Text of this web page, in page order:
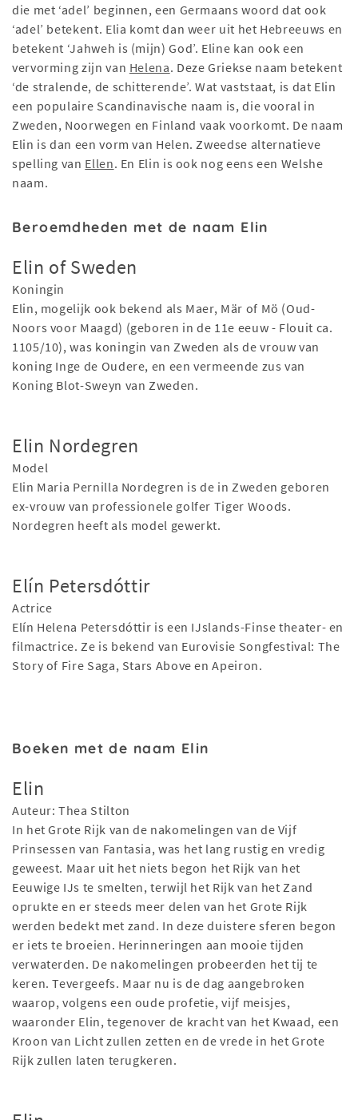
die met ‘adel’ beginnen, een Germaans woord dat ook
‘adel’ betekent. Elia komt dan weer uit het Hebreeuws en
betekent ‘Jahweh is (mijn) God’. Eline kan ook een
vervorming zijn van Helena. Deze Griekse naam betekent
‘de stralende, de schitterende’. Wat vaststaat, is dat Elin
een populaire Scandinavische naam is, die vooral in
Zweden, Noorwegen en Finland vaak voorkomt. De naam
Elin is dan een vorm van Helen. Zweedse alternatieve
spelling van Ellen. En Elin is ook nog eens een Welshe
naam.
Beroemdheden met de naam Elin
Elin of Sweden
Koningin
Elin, mogelijk ook bekend als Maer, Mär of Mö (Oud-
Noors voor Maagd) (geboren in de 11e eeuw - Flouit ca.
1105/10), was koningin van Zweden als de vrouw van
koning Inge de Oudere, en een vermeende zus van
Koning Blot-Sweyn van Zweden.
Elin Nordegren
Model
Elin Maria Pernilla Nordegren is de in Zweden geboren
ex-vrouw van professionele golfer Tiger Woods.
Nordegren heeft als model gewerkt.
Elín Petersdóttir
Actrice
Elín Helena Petersdóttir is een IJslands-Finse theater- en
filmactrice. Ze is bekend van Eurovisie Songfestival: The
Story of Fire Saga, Stars Above en Apeiron.
Boeken met de naam Elin
Elin
Auteur: Thea Stilton
In het Grote Rijk van de nakomelingen van de Vijf
Prinsessen van Fantasia, was het lang rustig en vredig
geweest. Maar uit het niets begon het Rijk van het
Eeuwige IJs te smelten, terwijl het Rijk van het Zand
oprukte en er steeds meer delen van het Grote Rijk
werden bedekt met zand. In deze duistere sferen begon
er iets te broeien. Herinneringen aan mooie tijden
verwaterden. De nakomelingen probeerden het tij te
keren. Tevergeefs. Maar nu is de dag aangebroken
waarop, volgens een oude profetie, vijf meisjes,
waaronder Elin, tegenover de kracht van het Kwaad, een
Kroon van Licht zullen zetten en de vrede in het Grote
Rijk zullen laten terugkeren.